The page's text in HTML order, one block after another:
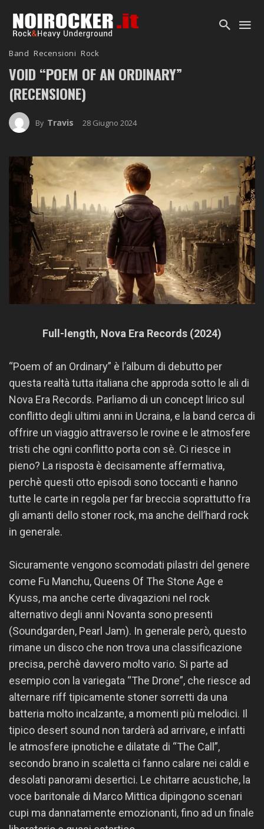
Band Recensioni Rock
VOID “POEM OF AN ORDINARY”
(RECENSIONE)
By Travis 28 Giugno 2024
Full-length, Nova Era Records (2024)
“Poem of an Ordinary” è l’album di debutto per
questa realtà tutta italiana che approda sotto le ali di
Nova Era Records. Parliamo di un concept lirico sul
conflitto degli ultimi anni in Ucraina, e la band cerca di
offrire un viaggio attraverso le rovine e le atmosfere
tristi che ogni conflitto porta con sè. Ci riesce in
pieno? La risposta è decisamente affermativa,
perchè questi otto episodi sono toccanti e hanno
tutte le carte in regola per far breccia soprattutto fra
gli amanti dello stoner rock, ma anche dell’hard rock
in generale.
Sicuramente vengono scomodati pilastri del genere
come Fu Manchu, Queens Of The Stone Age e
Kyuss, ma anche certe divagazioni nel rock
alternativo degli anni Novanta sono presenti
(Soundgarden, Pearl Jam). In generale però, questo
rimane un disco che non trova una classificazione
precisa, perchè davvero molto vario. Si parte ad
esempio con la variegata “The Drone”, che riesce ad
alternare riff tipicamente stoner sorretti da una
batteria molto incalzante, a momenti più melodici. Il
tipico desert sound non tarderà ad arrivare, e infatti
le atmosfere ipnotiche e dilatate di “The Call”,
secondo brano in scaletta ci fanno calare nei caldi e
desolati panorami desertici. Le chitarre acustiche, la
voce baritonale di Marco Mittica dipingono scenari
cupi ma dannatamente emozionanti, fino ad un finale